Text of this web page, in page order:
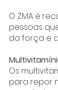
O ZMA é
pessoas
da força e
Os
para repor